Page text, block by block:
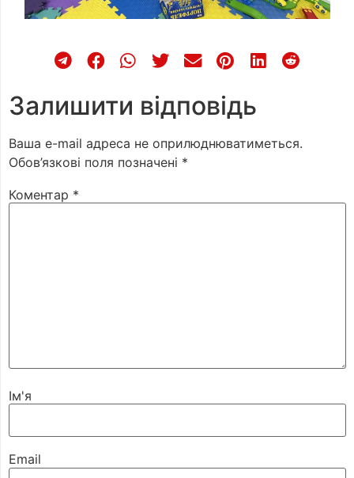
Залишити відповідь
Ваша e-mail адреса не оприлюднюватиметься.
Обов’язкові поля позначені *
Коментар *
Ім'я
Email